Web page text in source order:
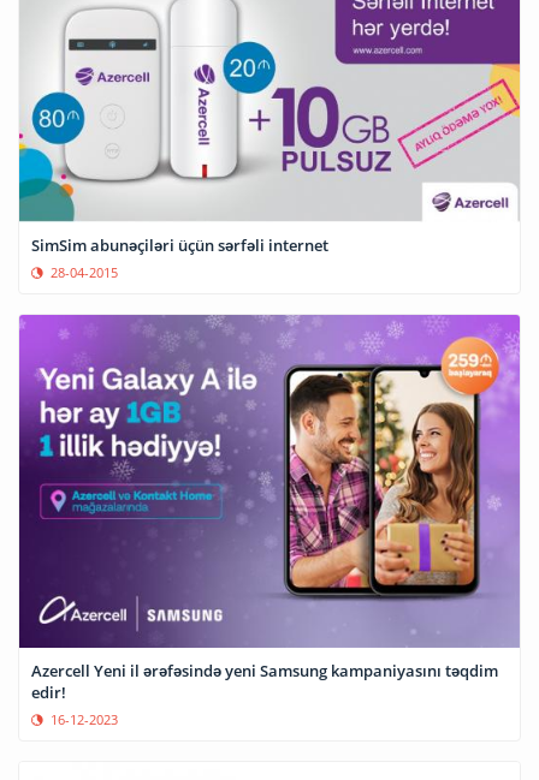
SimSim abunəçiləri üçün sərfəli internet
28-04-2015
Azercell Yeni il ərəfəsində yeni Samsung kampaniyasını təqdim
16-12-2023